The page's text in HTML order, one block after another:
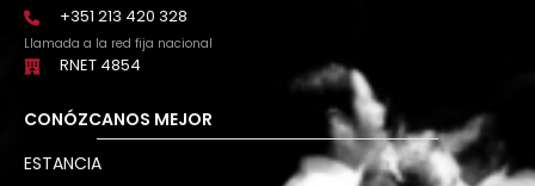
+351 213 420 328
Llamada a la red fija nacional
RNET 4854
CONÓZCANOS MEJOR
ESTANCIA